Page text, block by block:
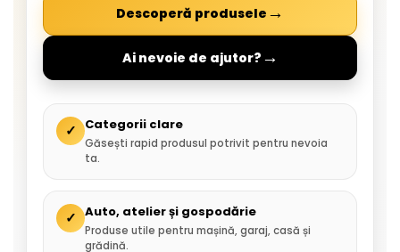
Descoperă produsele →
Ai nevoie de ajutor? →
✓ Categorii clare
Găsești rapid produsul potrivit pentru nevoia
ta.
✓ Auto, atelier și gospodărie
Produse utile pentru mașină, garaj, casă și
grădină.